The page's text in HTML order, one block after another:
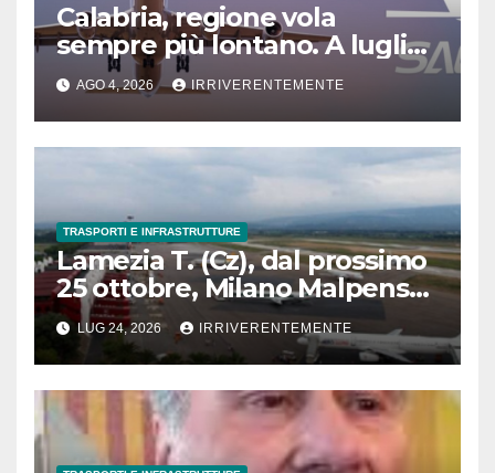
Calabria, regione vola
sempre più lontano. A luglio
traffico internazionale cresce
33.8%. Passeggeri esteri a
quota 227mila, oltre 40%
traffico. Lamezia T. (Cz) guida
espansione su mercati
europei
AGO 4, 2026 IRRIVERENTEMENTE
TRASPORTI E INFRASTRUTTURE
Lamezia T. (Cz), dal prossimo
25 ottobre, Milano Malpensa
e Torino saranno collegate
direttamente a Calabria. Si
rafforza interconnessione
Nord-Sud. Biglietti in vendita
da oggi
LUG 24, 2026 IRRIVERENTEMENTE